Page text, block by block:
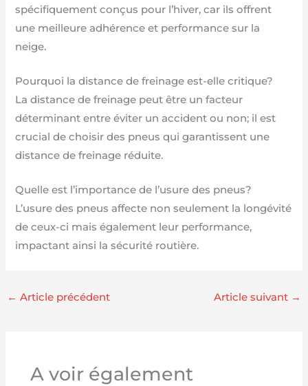
spécifiquement conçus pour l’hiver, car ils offrent
une meilleure adhérence et performance sur la
neige.
Pourquoi la distance de freinage est-elle critique?
La distance de freinage peut être un facteur
déterminant entre éviter un accident ou non; il est
crucial de choisir des pneus qui garantissent une
distance de freinage réduite.
Quelle est l’importance de l’usure des pneus?
L’usure des pneus affecte non seulement la longévité
de ceux-ci mais également leur performance,
impactant ainsi la sécurité routière.
← Article précédent Article suivant →
A voir également